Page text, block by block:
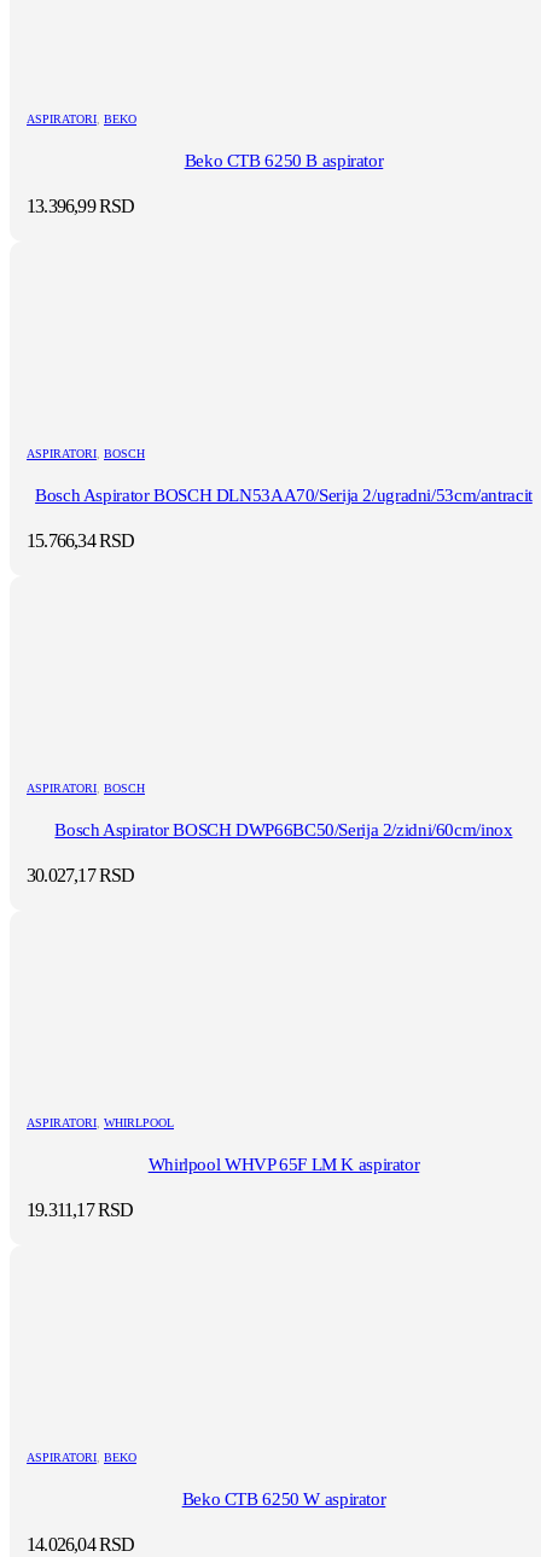
ASPIRATORI BEKO
Beko CTB 6250 B aspirator
13.396,99RSD
ASPIRATORI BOSCH
Bosch Aspirator BOSCH DLN53AA70/Serija 2/ugradni/53cm/antracit
15.766,34RSD
ASPIRATORI BOSCH
Bosch Aspirator BOSCH DWP66BC50/Serija 2/zidni/60cm/inox
30.027,17RSD
ASPIRATORI WHIRLPOOL
Whirlpool WHVP 65F LM K aspirator
19.311,17RSD
ASPIRATORI BEKO
Beko CTB 6250 W aspirator
14.026,04RSD